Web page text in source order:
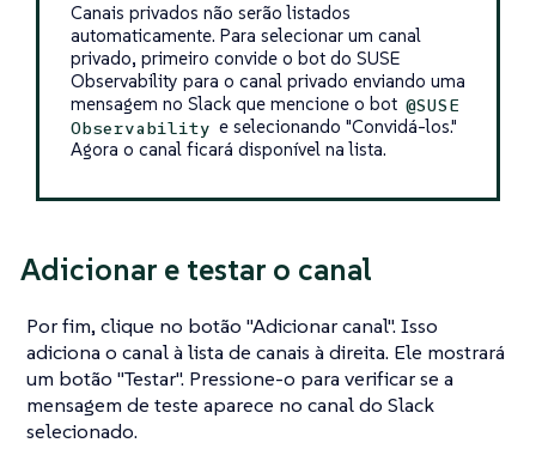
Canais privados não serão listados
automaticamente. Para selecionar um canal
privado, primeiro convide o bot do SUSE
Observability para o canal privado enviando uma
mensagem no Slack que mencione o bot @SUSE
Observability e selecionando "Convidá-los."
Agora o canal ficará disponível na lista.
Adicionar e testar o canal
Por fim, clique no botão "Adicionar canal". Isso
adiciona o canal à lista de canais à direita. Ele mostrará
um botão "Testar". Pressione-o para verificar se a
mensagem de teste aparece no canal do Slack
selecionado.